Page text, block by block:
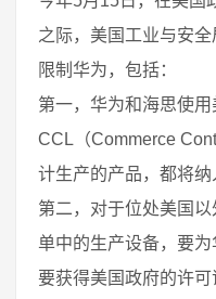
之际，美国工业与安
限制华为，包括：
第一，华为和海思使
CCL（Commerce
计生产的产品，都将纳
第二，对于位处美国
单中的生产设备，要
要获得美国政府的许